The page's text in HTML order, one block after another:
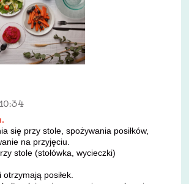
się przy stole, spożywania posiłków,
na przyjęciu.
stole (stołówka, wycieczki)
posiłek.